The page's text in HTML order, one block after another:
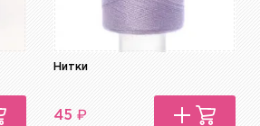
Нитки
45 ₽